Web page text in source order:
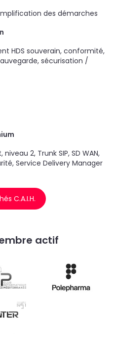
des démarches
HDS souverain, conformité,
sécurisation /
2, Trunk SIP, SD WAN,
Service Delivery Manager
C.A.I.H.
actif